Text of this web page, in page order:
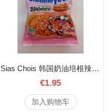
Sias Chois 韩国奶油培根辣味方便面 113克
€1.95
加入购物车